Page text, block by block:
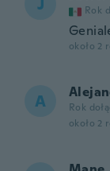
Rok
około 2
A Rok
około 2